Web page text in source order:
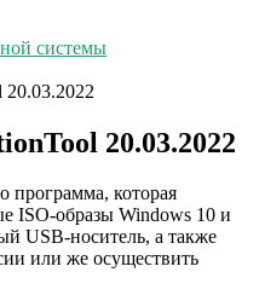
системы
20.03.2022
20.03.2022
программа, которая
ISO-образы Windows 10 и
USB-носитель, а также
или же осуществить